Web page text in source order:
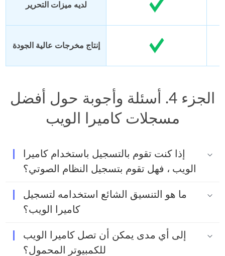
لديه ميزات التحرير
إنتاج مخرجات عالية الجودة
الجزء 4. أسئلة وأجوبة حول أفضل
مسجلات كاميرا الويب
إذا كنت تقوم بالتسجيل باستخدام كاميرا
الويب ، فهل تقوم بتسجيل النظام الصوتي؟
ما هو التنسيق الشائع استخدامه لتسجيل
كاميرا الويب؟
إلى أي مدى يمكن أن تصل كاميرا الويب
للكمبيوتر المحمول؟